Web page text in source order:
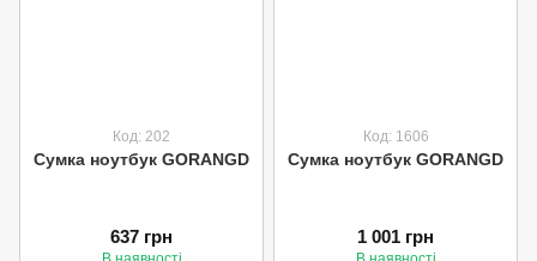
Код: 202
Сумка ноутбук GORANGD
637 грн
Код: 1606
Сумка ноутбук GORANGD
1 001 грн